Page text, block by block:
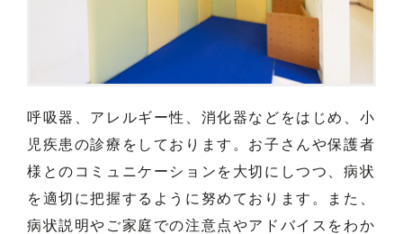
呼吸器、アレルギー性、消化器などをはじめ、小
児疾患の診療をしております。お子さんや保護者
様とのコミュニケーションを大切にしつつ、病状
を適切に把握するように努めております。また、
病状説明やご家庭での注意点やアドバイスをわか